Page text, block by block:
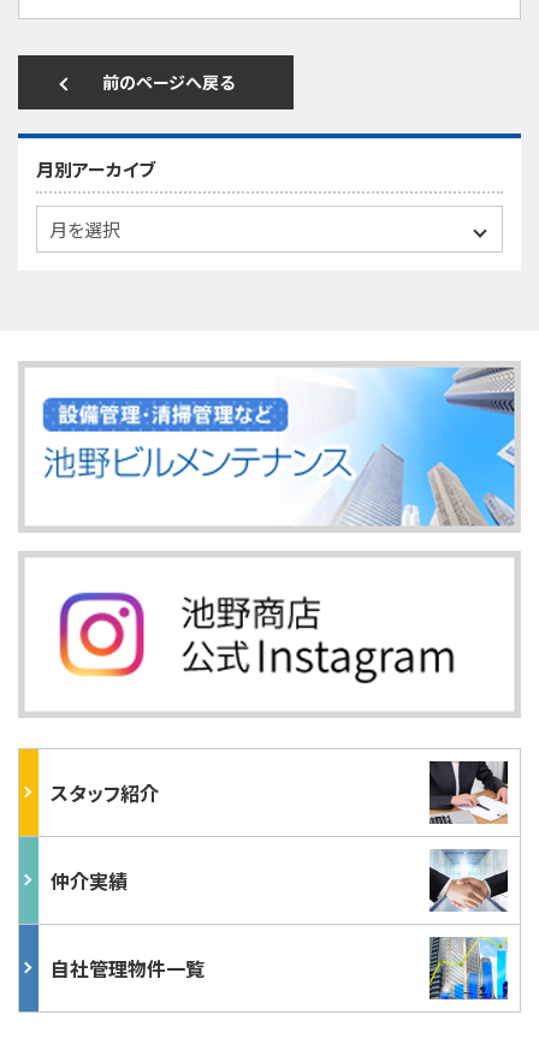
前のページへ戻る
月別アーカイブ
スタッフ紹介
仲介実績
自社管理物件一覧